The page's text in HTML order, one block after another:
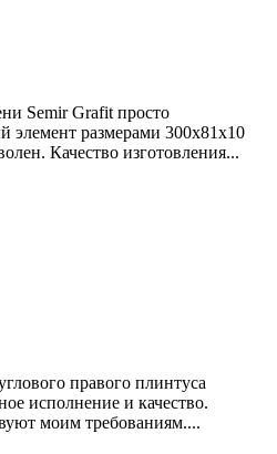
Semir Grafit просто
элемент размерами 300х81х10
Качество изготовления...
правого плинтуса
исполнение и качество.
моим требованиям....